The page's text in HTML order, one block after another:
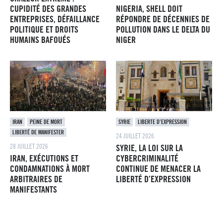
CUPIDITÉ DES GRANDES
ENTREPRISES, DÉFAILLANCE
POLITIQUE ET DROITS
HUMAINS BAFOUÉS
NIGERIA, SHELL DOIT
RÉPONDRE DE DÉCENNIES DE
POLLUTION DANS LE DELTA DU
NIGER
IRAN
PEINE DE MORT
LIBERTÉ DE MANIFESTER
28 JUILLET 2026
IRAN, EXÉCUTIONS ET
CONDAMNATIONS À MORT
ARBITRAIRES DE
MANIFESTANTS
SYRIE LIBERTE D’EXPRESSION
24 JUILLET 2026
SYRIE, LA LOI SUR LA
CYBERCRIMINALITÉ
CONTINUE DE MENACER LA
LIBERTÉ D’EXPRESSION